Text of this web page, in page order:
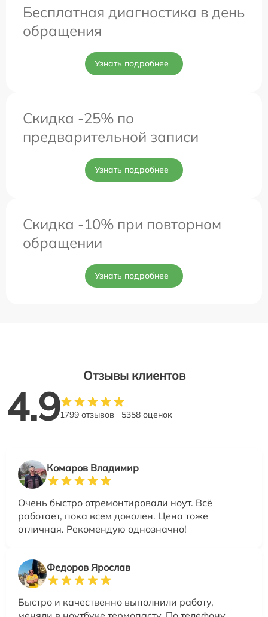
Бесплатная диагностика в день
обращения
Узнать подробнее
Скидка -25% по
предварительной записи
Узнать подробнее
Скидка -10% при повторном
обращении
Узнать подробнее
Отзывы клиентов
4.91799 отзывов 5358 оценок
Комаров Владимир
Очень быстро отремонтировали ноут. Всё
работает, пока всем доволен. Цена тоже
отличная. Рекомендую однозначно!
Федоров Ярослав
Быстро и качественно выполнили работу,